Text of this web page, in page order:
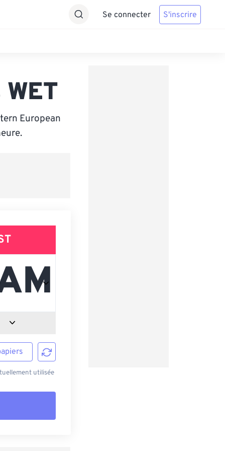
Se connecter S'inscrire
European
utilisée